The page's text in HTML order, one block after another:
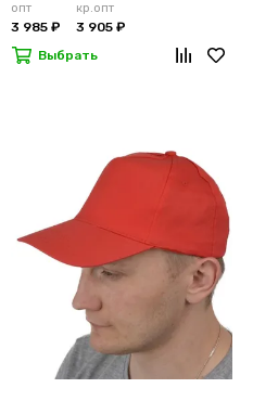
опт
3 985 ₽
кр.опт
3 905 ₽
Выбрать